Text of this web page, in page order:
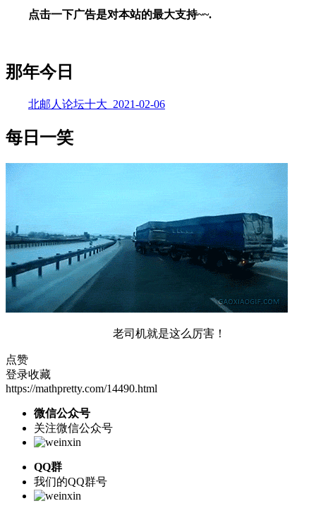
点击一下广告是对本站的最大支持~~.
那年今日
北邮人论坛十大_2021-02-06
每日一笑
老司机就是这么厉害！
点赞
登录收藏
https://mathpretty.com/14490.html
微信公众号
关注微信公众号
QQ群
我们的QQ群号